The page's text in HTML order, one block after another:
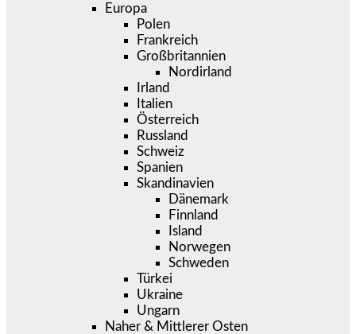
Europa
Polen
Frankreich
Großbritannien
Nordirland
Irland
Italien
Österreich
Russland
Schweiz
Spanien
Skandinavien
Dänemark
Finnland
Island
Norwegen
Schweden
Türkei
Ukraine
Ungarn
Naher & Mittlerer Osten